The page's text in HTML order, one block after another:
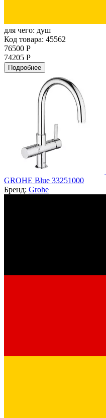
для чего: душ
Код товара: 45562
76500 Р
74205 Р
Подробнее
GROHE Blue 33251000
Бренд: Grohe